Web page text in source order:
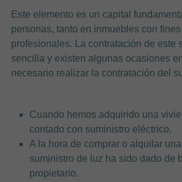
Este elemento es un capital
personas, tanto en inmuebles con
profesionales. La contratación de este
sencilla y existen algunas ocasiones
necesario realizar la contratación del
Cuando hemos adquirido una
contado con suministro eléctrico.
A la hora de comprar o alquilar
suministro de luz ha sido dado de
propietario.